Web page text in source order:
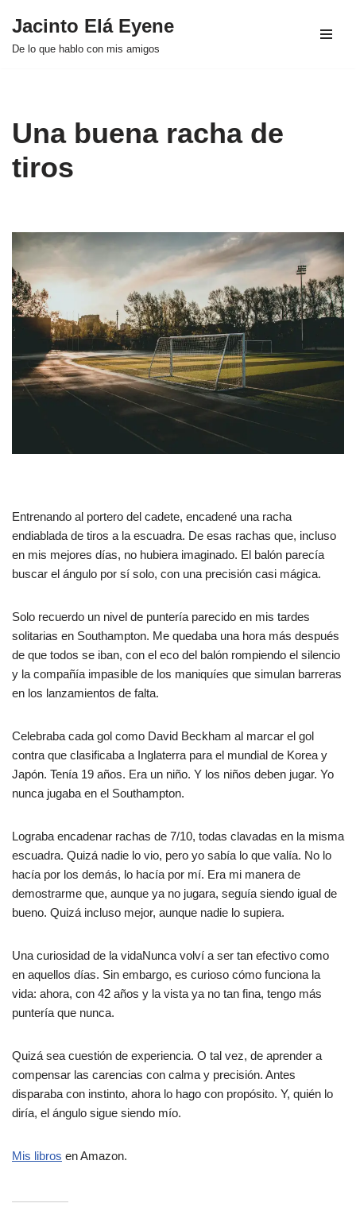
Saltar
Jacinto Elá Eyene
De lo que hablo con mis amigos
Una buena racha de
tiros
Entrenando al portero del cadete, encadené una racha
endiablada de tiros a la escuadra. De esas rachas que, incluso
en mis mejores días, no hubiera imaginado. El balón parecía
buscar el ángulo por sí solo, con una precisión casi mágica.
Solo recuerdo un nivel de puntería parecido en mis tardes
solitarias en Southampton. Me quedaba una hora más después
de que todos se iban, con el eco del balón rompiendo el silencio
y la compañía impasible de los maniquíes que simulan barreras
en los lanzamientos de falta.
Celebraba cada gol como David Beckham al marcar el gol
contra que clasificaba a Inglaterra para el mundial de Korea y
Japón. Tenía 19 años. Era un niño. Y los niños deben jugar. Yo
nunca jugaba en el Southampton.
Lograba encadenar rachas de 7/10, todas clavadas en la misma
escuadra. Quizá nadie lo vio, pero yo sabía lo que valía. No lo
hacía por los demás, lo hacía por mí. Era mi manera de
demostrarme que, aunque ya no jugara, seguía siendo igual de
bueno. Quizá incluso mejor, aunque nadie lo supiera.
Una curiosidad de la vidaNunca volví a ser tan efectivo como
en aquellos días. Sin embargo, es curioso cómo funciona la
vida: ahora, con 42 años y la vista ya no tan fina, tengo más
puntería que nunca.
Quizá sea cuestión de experiencia. O tal vez, de aprender a
compensar las carencias con calma y precisión. Antes
disparaba con instinto, ahora lo hago con propósito. Y, quién lo
diría, el ángulo sigue siendo mío.
Mis libros en Amazon.